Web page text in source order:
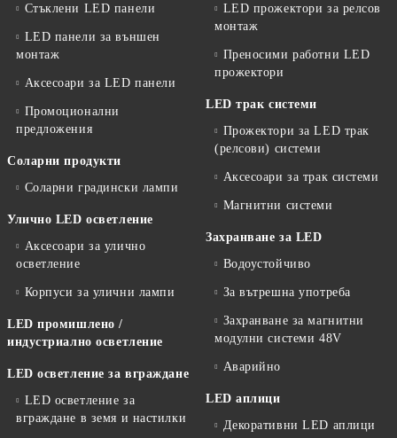
Стъклени LED панели
LED панели за външен
монтаж
Аксесоари за LED панели
Промоционални
предложения
Соларни продукти
Соларни градински лампи
Улично LED осветление
Аксесоари за улично
осветление
Корпуси за улични лампи
LED промишлено /
индустриално осветление
LED осветление за вграждане
LED осветление за
вграждане в земя и настилки
LED прожектори за релсов
монтаж
Преносими работни LED
прожектори
LED трак системи
Прожектори за LED трак
(релсови) системи
Аксесоари за трак системи
Магнитни системи
Захранване за LED
Водоустойчиво
За вътрешна употреба
Захранване за магнитни
модулни системи 48V
Аварийно
LED аплици
Декоративни LED аплици